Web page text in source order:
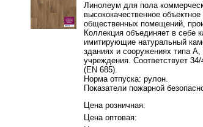
Линолеум для пола
высококачественное
общественных помещений,
Коллекция объединяет в себе
имитирующие натуральный
зданиях и сооружениях типа
учреждения. Соответствует
(EN 685).
Норма отпуска: рулон.
Показатели пожарной
Цена розничная:
Цена оптовая: